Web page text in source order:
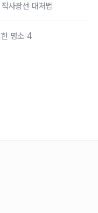
사광선 대처법
한 명소 4